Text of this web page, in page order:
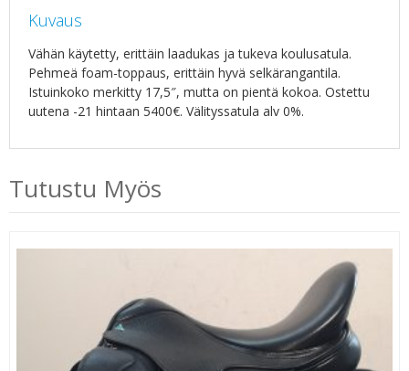
Kuvaus
Vähän käytetty, erittäin laadukas ja tukeva koulusatula.
Pehmeä foam-toppaus, erittäin hyvä selkärangantila.
Istuinkoko merkitty 17,5″, mutta on pientä kokoa. Ostettu
uutena -21 hintaan 5400€. Välityssatula alv 0%.
Tutustu Myös